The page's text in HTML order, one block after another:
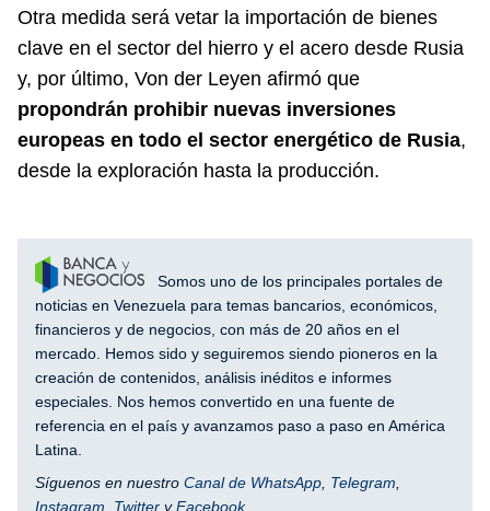
Otra medida será vetar la importación de bienes
clave en el sector del hierro y el acero desde Rusia
y, por último, Von der Leyen afirmó que
propondrán prohibir nuevas inversiones
europeas en todo el sector energético de Rusia,
desde la exploración hasta la producción.
Somos uno de los principales portales de
noticias en Venezuela para temas bancarios, económicos,
financieros y de negocios, con más de 20 años en el
mercado. Hemos sido y seguiremos siendo pioneros en la
creación de contenidos, análisis inéditos e informes
especiales. Nos hemos convertido en una fuente de
referencia en el país y avanzamos paso a paso en América
Latina.
Síguenos en nuestro Canal de WhatsApp Telegram
Instagram
Twitter yFacebook